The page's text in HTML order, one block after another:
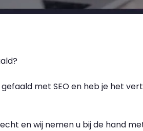
met SEO en heb je het
en wij nemen u bij de hand